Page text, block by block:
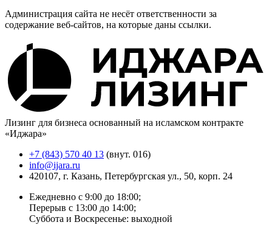
Администрация сайта не несёт ответственности за
содержание веб-сайтов, на которые даны ссылки.
Лизинг для бизнеса основанный на исламском контракте
«Иджара»
+7 (843) 570 40 13 (внут. 016)
info@ijara.ru
420107, г. Казань, Петербургская ул., 50, корп. 24
Ежедневно с 9:00 до 18:00;
Перерыв с 13:00 до 14:00;
Суббота и Воскресенье: выходной